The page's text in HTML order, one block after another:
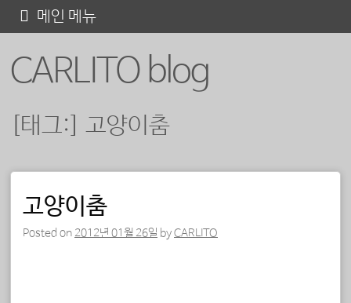
CARLITO blog
메인 메뉴
텐
[태그:] 고양이춤
포스트 내비게이션
고양이춤
Posted on 2012년 01월 26일 byCARLITO